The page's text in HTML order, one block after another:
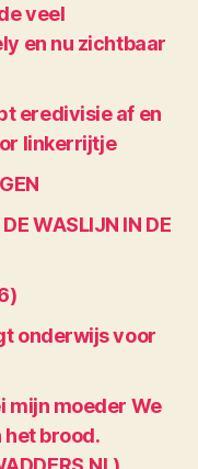
veel
en nu zichtbaar
eredivisie af en
linkerrijtje
WASLIJN IN DE
onderwijs voor
mijn moeder We
het brood.